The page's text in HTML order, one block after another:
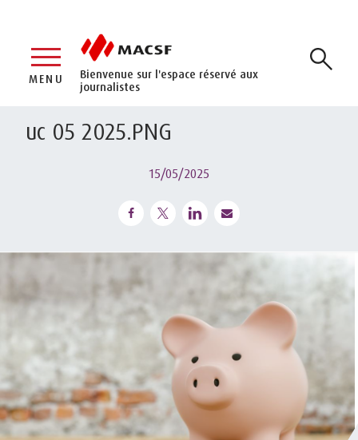
Bienvenue sur l'espace réservé aux
journalistes
MENU
uc 05 2025.PNG
15/05/2025